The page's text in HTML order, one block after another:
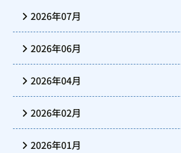
2026年07月
2026年06月
2026年04月
2026年02月
2026年01月